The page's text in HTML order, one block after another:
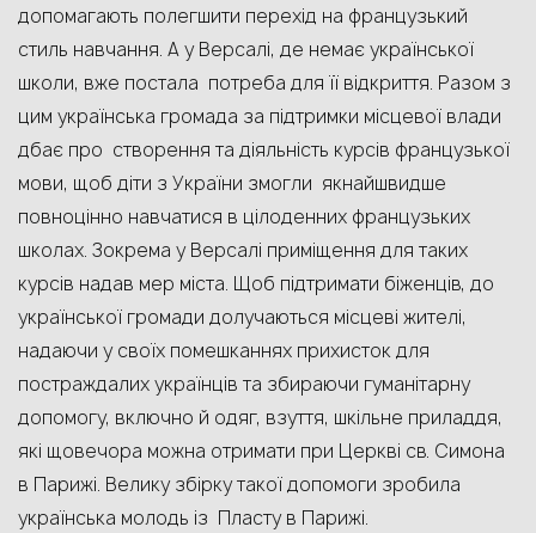
допомагають полегшити перехід на французький
стиль навчання. А у Версалі, де немає української
школи, вже постала потреба для її відкриття. Разом з
цим українська громада за підтримки місцевої влади
дбає про створення та діяльність курсів французької
мови, щоб діти з України змогли якнайшвидше
повноцінно навчатися в цілоденних французьких
школах. Зокрема у Версалі приміщення для таких
курсів надав мер міста. Щоб підтримати біженців, до
української громади долучаються місцеві жителі,
надаючи у своїх помешканнях прихисток для
постраждалих українців та збираючи гуманітарну
допомогу, включно й одяг, взуття, шкільне приладдя,
які щовечора можна отримати при Церкві св. Симона
в Парижі. Велику збірку такої допомоги зробила
українська молодь із Пласту в Парижі.